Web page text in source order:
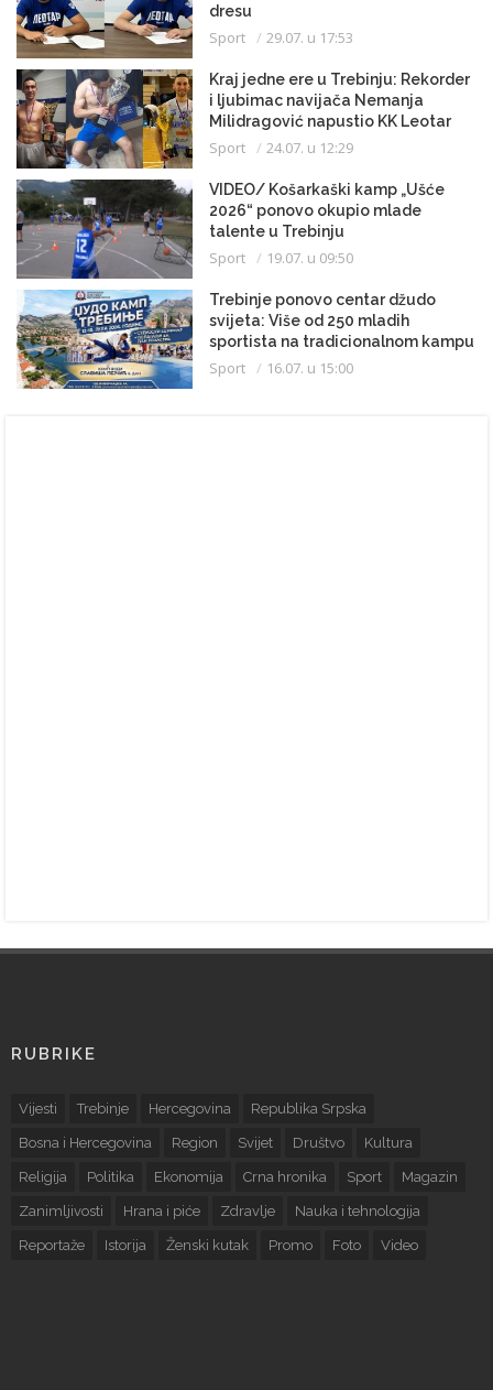
dresu
Sport 29.07. u 17:53
Kraj jedne ere u Trebinju: Rekorder
i ljubimac navijača Nemanja
Milidragović napustio KK Leotar
Sport 24.07. u 12:29
VIDEO/ Košarkaški kamp „Ušće
2026“ ponovo okupio mlade
talente u Trebinju
Sport 19.07. u 09:50
Trebinje ponovo centar džudo
svijeta: Više od 250 mladih
sportista na tradicionalnom kampu
Sport 16.07. u 15:00
RUBRIKE
Vijesti Trebinje Hercegovina Republika Srpska
Bosna i Hercegovina Region Svijet Društvo Kultura
Religija Politika Ekonomija Crna hronika Sport Magazin
Zanimljivosti Hrana i piće Zdravlje Nauka i tehnologija
Reportaže Istorija Ženski kutak Promo Foto Video